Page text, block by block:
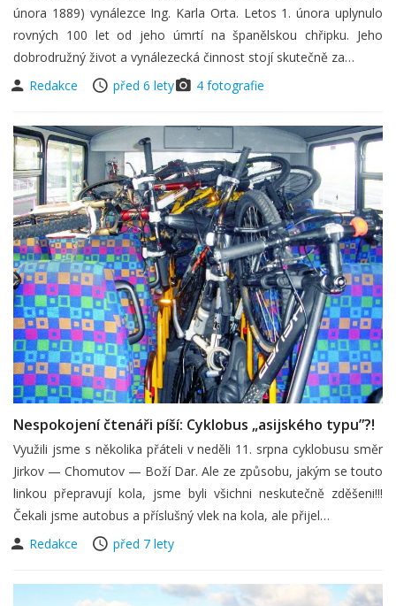
února 1889) vynálezce Ing. Karla Orta. Letos 1. února uplynulo
rovných 100 let od jeho úmrtí na španělskou chřipku. Jeho
dobrodružný život a vynálezecká činnost stojí skutečně za…
Redakce
před 6 lety 4 fotografie
Nespokojení čtenáři píší: Cyklobus „asijského typu”?!
Využili jsme s několika přáteli v neděli 11. srpna cyklobusu směr
Jirkov — Chomutov — Boží Dar. Ale ze způsobu, jakým se touto
linkou přepravují kola, jsme byli všichni neskutečně zděšeni!!!
Čekali jsme autobus a příslušný vlek na kola, ale přijel…
Redakce
před 7 lety